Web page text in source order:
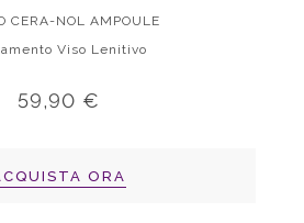
CERA-NOL AMPOULE
Viso Lenitivo
59,90 €
ORA